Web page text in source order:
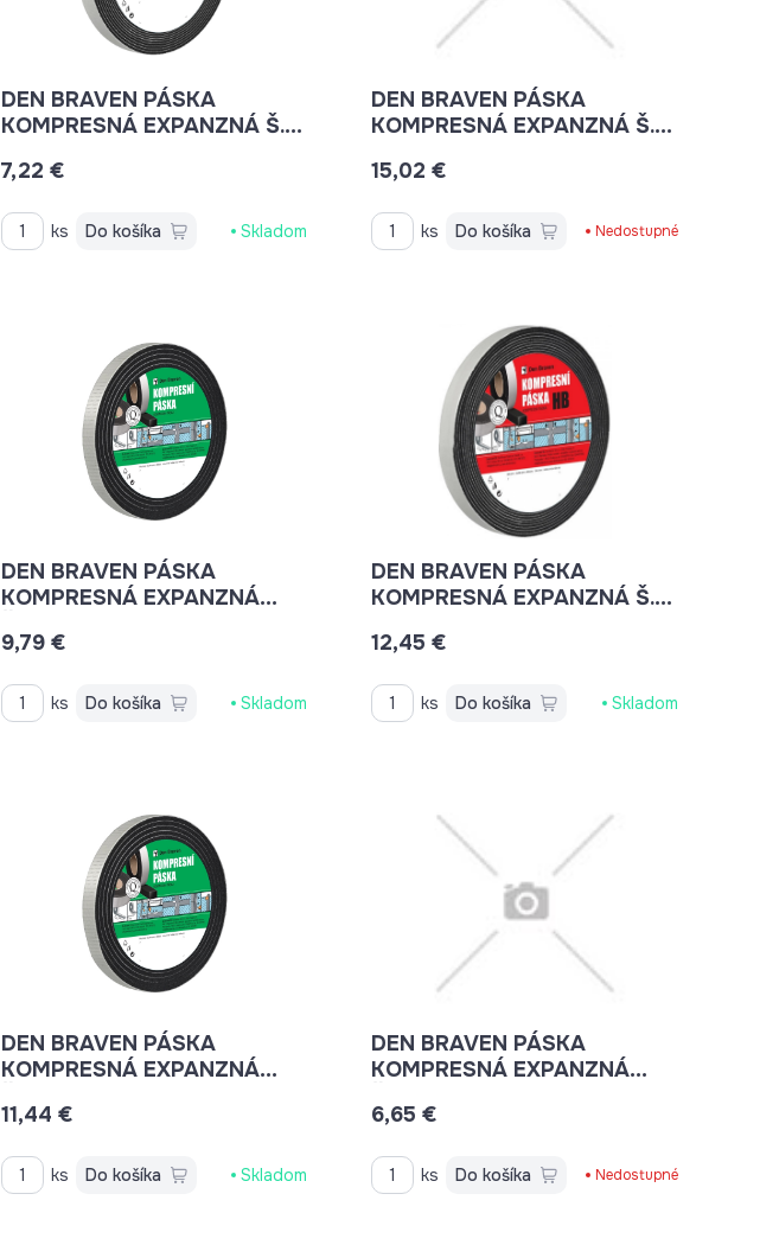
DEN BRAVEN PÁSKA
KOMPRESNÁ EXPANZNÁ Š.10
7,22 €
ks Do košíka Skladom
DEN BRAVEN PÁSKA
KOMPRESNÁ EXPANZNÁ Š.10
15,02 €
ks Do košíka Nedostupné
DEN BRAVEN PÁSKA
KOMPRESNÁ EXPANZNÁ
B8570BD
9,79 €
ks Do košíka Skladom
DEN BRAVEN PÁSKA
KOMPRESNÁ EXPANZNÁ Š.15
12,45 €
ks Do košíka Skladom
DEN BRAVEN PÁSKA
KOMPRESNÁ EXPANZNÁ
B8630BD
11,44 €
ks Do košíka Skladom
DEN BRAVEN PÁSKA
KOMPRESNÁ EXPANZNÁ
6,65 €
ks Do košíka Nedostupné